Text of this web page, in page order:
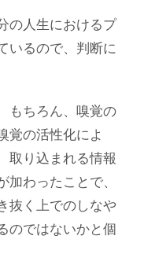
の人生におけるプ
いるので、判断に
もちろん、嗅覚の
覚の活性化によ
取り込まれる情報
加わったことで、
抜く上でのしなや
のではないかと個